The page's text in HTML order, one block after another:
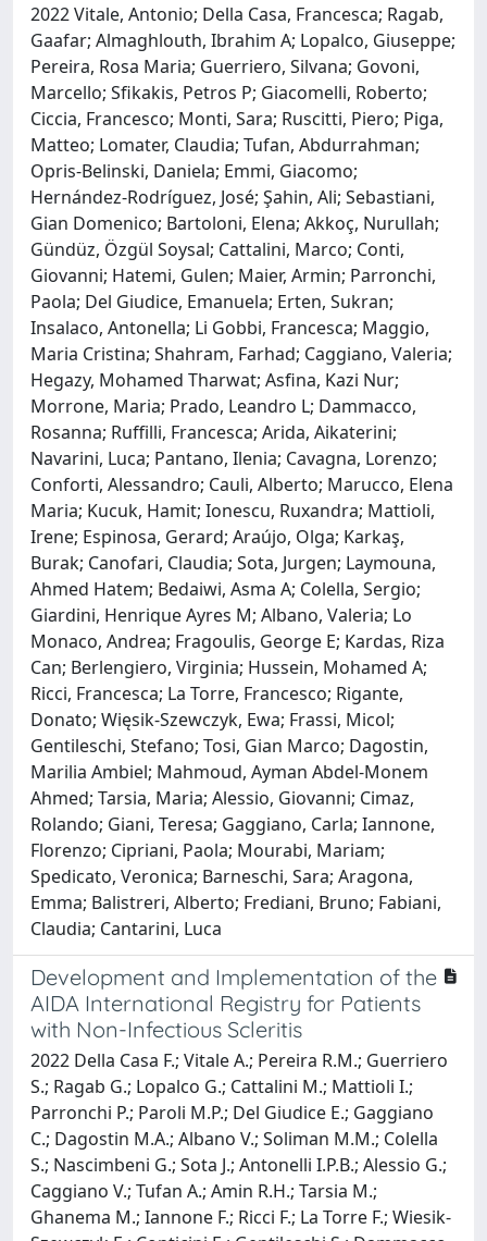
2022 Vitale, Antonio; Della Casa, Francesca; Ragab,
Gaafar; Almaghlouth, Ibrahim A; Lopalco, Giuseppe;
Pereira, Rosa Maria; Guerriero, Silvana; Govoni,
Marcello; Sfikakis, Petros P; Giacomelli, Roberto;
Ciccia, Francesco; Monti, Sara; Ruscitti, Piero; Piga,
Matteo; Lomater, Claudia; Tufan, Abdurrahman;
Opris-Belinski, Daniela; Emmi, Giacomo;
Hernández-Rodríguez, José; Şahin, Ali; Sebastiani,
Gian Domenico; Bartoloni, Elena; Akkoç, Nurullah;
Gündüz, Özgül Soysal; Cattalini, Marco; Conti,
Giovanni; Hatemi, Gulen; Maier, Armin; Parronchi,
Paola; Del Giudice, Emanuela; Erten, Sukran;
Insalaco, Antonella; Li Gobbi, Francesca; Maggio,
Maria Cristina; Shahram, Farhad; Caggiano, Valeria;
Hegazy, Mohamed Tharwat; Asfina, Kazi Nur;
Morrone, Maria; Prado, Leandro L; Dammacco,
Rosanna; Ruffilli, Francesca; Arida, Aikaterini;
Navarini, Luca; Pantano, Ilenia; Cavagna, Lorenzo;
Conforti, Alessandro; Cauli, Alberto; Marucco, Elena
Maria; Kucuk, Hamit; Ionescu, Ruxandra; Mattioli,
Irene; Espinosa, Gerard; Araújo, Olga; Karkaş,
Burak; Canofari, Claudia; Sota, Jurgen; Laymouna,
Ahmed Hatem; Bedaiwi, Asma A; Colella, Sergio;
Giardini, Henrique Ayres M; Albano, Valeria; Lo
Monaco, Andrea; Fragoulis, George E; Kardas, Riza
Can; Berlengiero, Virginia; Hussein, Mohamed A;
Ricci, Francesca; La Torre, Francesco; Rigante,
Donato; Więsik-Szewczyk, Ewa; Frassi, Micol;
Gentileschi, Stefano; Tosi, Gian Marco; Dagostin,
Marilia Ambiel; Mahmoud, Ayman Abdel-Monem
Ahmed; Tarsia, Maria; Alessio, Giovanni; Cimaz,
Rolando; Giani, Teresa; Gaggiano, Carla; Iannone,
Florenzo; Cipriani, Paola; Mourabi, Mariam;
Spedicato, Veronica; Barneschi, Sara; Aragona,
Emma; Balistreri, Alberto; Frediani, Bruno; Fabiani,
Claudia; Cantarini, Luca
Development and Implementation of the
AIDA International Registry for Patients
with Non-Infectious Scleritis
2022 Della Casa F.; Vitale A.; Pereira R.M.; Guerriero
S.; Ragab G.; Lopalco G.; Cattalini M.; Mattioli I.;
Parronchi P.; Paroli M.P.; Del Giudice E.; Gaggiano
C.; Dagostin M.A.; Albano V.; Soliman M.M.; Colella
S.; Nascimbeni G.; Sota J.; Antonelli I.P.B.; Alessio G.;
Caggiano V.; Tufan A.; Amin R.H.; Tarsia M.;
Ghanema M.; Iannone F.; Ricci F.; La Torre F.; Wiesik-